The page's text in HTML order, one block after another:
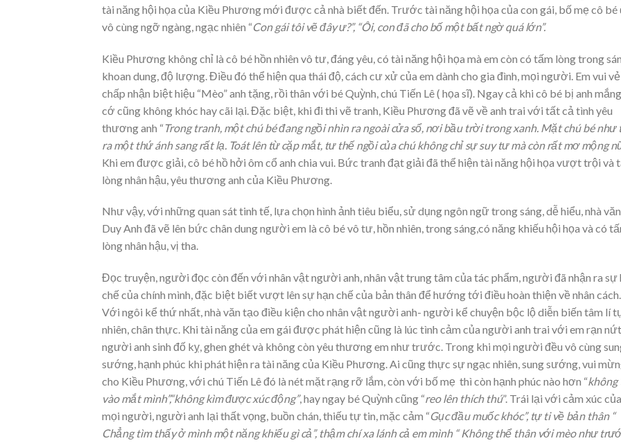
tài năng hội họa của Kiều Phương mới được cả nhà biết đến. Trước tài năng hội họa của con gái, bố mẹ cô bé
vô cùng ngỡ ngàng, ngạc nhiên “Con gái tôi vẽ đây ư?”, “Ôi, con đã cho bố một bất ngờ quá lớn”.
Kiều Phương không chỉ là cô bé hồn nhiên vô tư, đáng yêu, có tài năng hội họa mà em còn có tấm lòng trong
khoan dung, độ lượng. Điều đó thể hiện qua thái độ, cách cư xử của em dành cho gia đình, mọi người. Em vui vẻ
chấp nhận biệt hiệu “Mèo” anh tặng, rồi thân với bé Quỳnh, chú Tiến Lê ( họa sĩ). Ngay cả khi cô bé bị anh
cớ cũng không khóc hay cãi lại. Đặc biệt, khi đi thi vẽ tranh, Kiều Phương đã vẽ về anh trai với tất cả tình yêu
thương anh “Trong tranh, một chú bé đang ngồi nhìn ra ngoài cửa sổ, nơi bầu trời trong xanh. Mặt chú bé như
ra một thứ ánh sang rất lạ. Toát lên từ cặp mắt, tư thế ngồi của chú không chỉ sự suy tư mà còn rất mơ mộng
Khi em được giải, cô bé hồ hởi ôm cổ anh chia vui. Bức tranh đạt giải đã thể hiện tài năng hội họa vượt trội và
lòng nhân hậu, yêu thương anh của Kiều Phương.
Như vậy, với những quan sát tinh tế, lựa chọn hình ảnh tiêu biểu, sử dụng ngôn ngữ trong sáng, dễ hiểu, nhà
Duy Anh đã vẽ lên bức chân dung người em là cô bé vô tư, hồn nhiên, trong sáng,có năng khiếu hội họa và có
lòng nhân hậu, vị tha.
Đọc truyện, người đọc còn đến với nhân vật người anh, nhân vật trung tâm của tác phẩm, người đã nhận ra sự
chế của chính mình, đặc biệt biết vượt lên sự hạn chế của bản thân để hướng tới điều hoàn thiện về nhân cách.
Với ngôi kể thứ nhất, nhà văn tạo điều kiện cho nhân vật người anh- người kể chuyện bộc lộ diễn biến tâm lí
nhiên, chân thực. Khi tài năng của em gái được phát hiện cũng là lúc tình cảm của người anh trai với em rạn
người anh sinh đố kỵ, ghen ghét và không còn yêu thương em như trước. Trong khi mọi người đều vô cùng
sướng, hạnh phúc khi phát hiện ra tài năng của Kiều Phương. Ai cũng thực sự ngạc nhiên, sung sướng, vui
cho Kiều Phương, với chú Tiến Lê đó là nét mặt rạng rỡ lắm, còn với bố mẹ thì còn hạnh phúc nào hơn “không
vào mắt mình”,“không kìm được xúc động”, hay ngay bé Quỳnh cũng “reolên thích thú”. Trái lại với cảm xúc của
mọi người, người anh lại thất vọng, buồn chán, thiếu tự tin, mặc cảm “Gục đầu muốc khóc”, tự ti về bản thân “
Chẳng tìm thấy ở mình một năng khiếu gì cả”, thậm chí xa lánh cả em mình “ Không thể thân với mèo như